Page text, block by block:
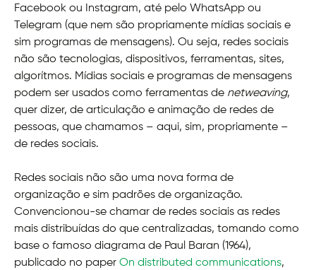
Facebook ou Instagram, até pelo WhatsApp ou
Telegram (que nem são propriamente mídias sociais e
sim programas de mensagens). Ou seja, redes sociais
não são tecnologias, dispositivos, ferramentas, sites,
algorítmos. Mídias sociais e programas de mensagens
podem ser usados como ferramentas de netweaving,
quer dizer, de articulação e animação de redes de
pessoas, que chamamos – aqui, sim, propriamente –
de redes sociais.
Redes sociais não são uma nova forma de
organização e sim padrões de organização.
Convencionou-se chamar de redes sociais as redes
mais distribuídas do que centralizadas, tomando como
base o famoso diagrama de Paul Baran (1964),
publicado no paper On distributed communications,